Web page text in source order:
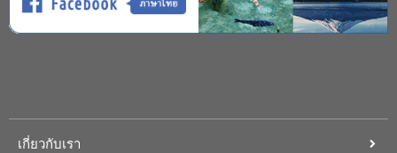
เกี่ยวกับเรา